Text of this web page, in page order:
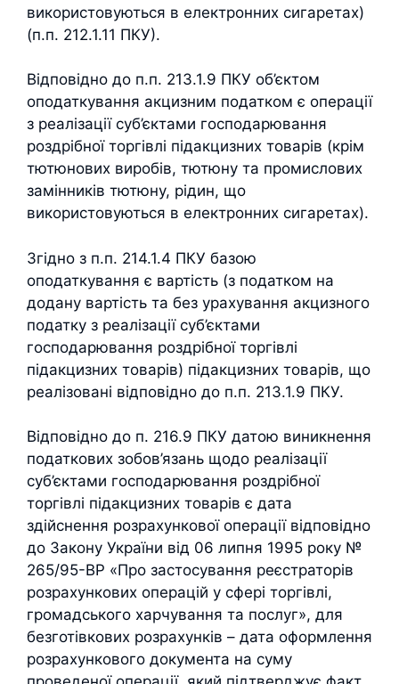
використовуються в електронних сигаретах)
(п.п. 212.1.11 ПКУ).
Відповідно до п.п. 213.1.9 ПКУ об’єктом
оподаткування акцизним податком є операції
з реалізації суб’єктами господарювання
роздрібної торгівлі підакцизних товарів (крім
тютюнових виробів, тютюну та промислових
замінників тютюну, рідин, що
використовуються в електронних сигаретах).
Згідно з п.п. 214.1.4 ПКУ базою
оподаткування є вартість (з податком на
додану вартість та без урахування акцизного
податку з реалізації суб’єктами
господарювання роздрібної торгівлі
підакцизних товарів) підакцизних товарів, що
реалізовані відповідно до п.п. 213.1.9 ПКУ.
Відповідно до п. 216.9 ПКУ датою виникнення
податкових зобов’язань щодо реалізації
суб’єктами господарювання роздрібної
торгівлі підакцизних товарів є дата
здійснення розрахункової операції відповідно
до Закону України від 06 липня 1995 року №
265/95-ВР «Про застосування реєстраторів
розрахункових операцій у сфері торгівлі,
громадського харчування та послуг», для
безготівкових розрахунків – дата оформлення
розрахункового документа на суму